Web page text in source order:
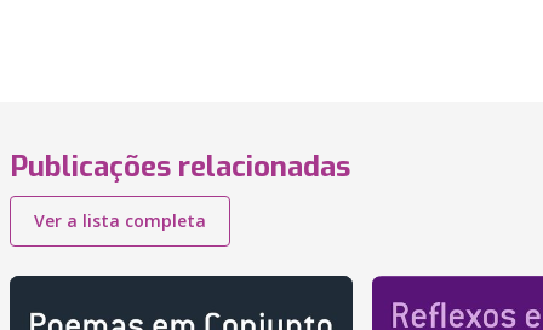
Publicações relacionadas
Ver a lista completa